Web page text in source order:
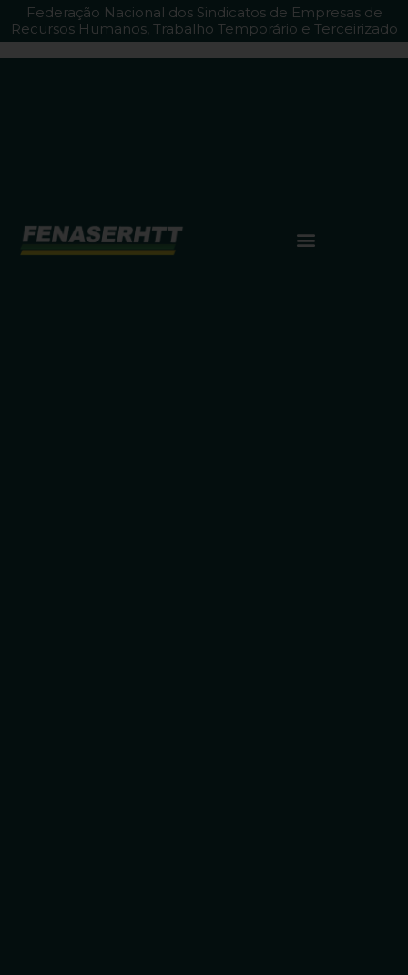
Federação Nacional dos Sindicatos de Empresas de
Recursos Humanos, Trabalho Temporário e Terceirizado